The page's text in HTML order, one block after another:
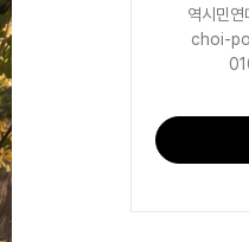
역시민
choi-